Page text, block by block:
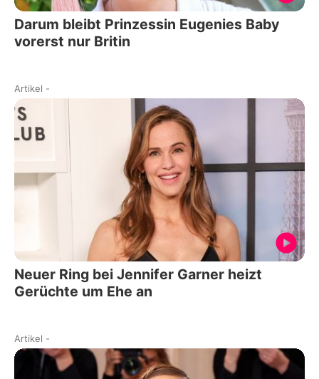
Darum bleibt Prinzessin Eugenies Baby
vorerst nur Britin
Artikel -
Neuer Ring bei Jennifer Garner heizt
Gerüchte um Ehe an
Artikel -